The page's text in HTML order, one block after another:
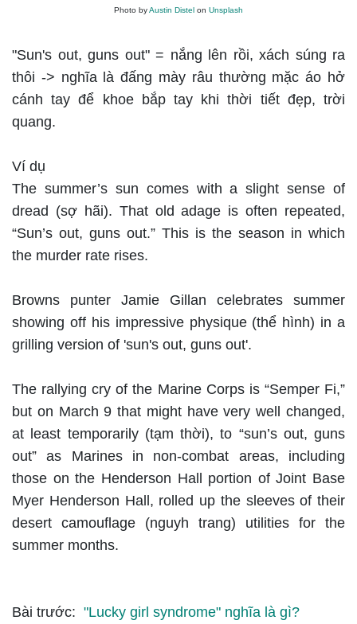
Photo byAustin Distel on Unsplash
"Sun's out, guns out" = nắng lên rồi, xách súng ra
thôi -> nghĩa là đấng mày râu thường mặc áo hở
cánh tay để khoe bắp tay khi thời tiết đẹp, trời
quang.
Ví dụ
The summer’s sun comes with a slight sense of
dread (sợ hãi). That old adage is often repeated,
“Sun’s out, guns out.” This is the season in which
the murder rate rises.
Browns punter Jamie Gillan celebrates summer
showing off his impressive physique (thể hình) in a
grilling version of 'sun's out, guns out'.
The rallying cry of the Marine Corps is “Semper Fi,”
but on March 9 that might have very well changed,
at least temporarily (tạm thời), to “sun’s out, guns
out” as Marines in non-combat areas, including
those on the Henderson Hall portion of Joint Base
Myer Henderson Hall, rolled up the sleeves of their
desert camouflage (nguyh trang) utilities for the
summer months.
Bài trước: "Lucky girl syndrome" nghĩa là gì?